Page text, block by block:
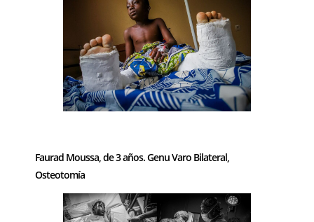
Faurad Moussa, de 3 años. Genu Varo Bilateral,
Osteotomía